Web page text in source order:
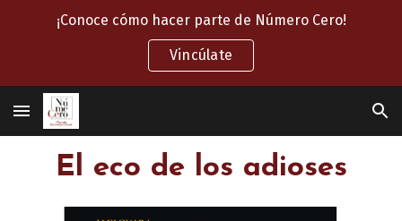
Skip to main content
¡Conoce cómo hacer parte de Número Cero!
Vincúlate
El eco de los adioses